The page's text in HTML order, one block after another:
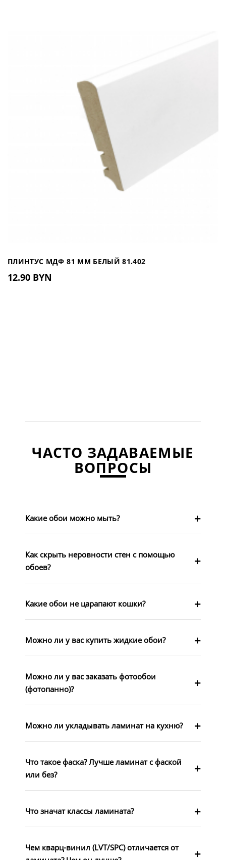
ПЛИНТУС МДФ 81 ММ БЕЛЫЙ 81.402
12.90 BYN
ЧАСТО ЗАДАВАЕМЫЕ
ВОПРОСЫ
Какие обои можно мыть?
Как скрыть неровности стен с помощью
обоев?
Какие обои не царапают кошки?
Можно ли у вас купить жидкие обои?
Можно ли у вас заказать фотообои
(фотопанно)?
Можно ли укладывать ламинат на кухню?
Что такое фаска? Лучше ламинат с фаской
или без?
Что значат классы ламината?
Чем кварц-винил (LVT/SPC) отличается от